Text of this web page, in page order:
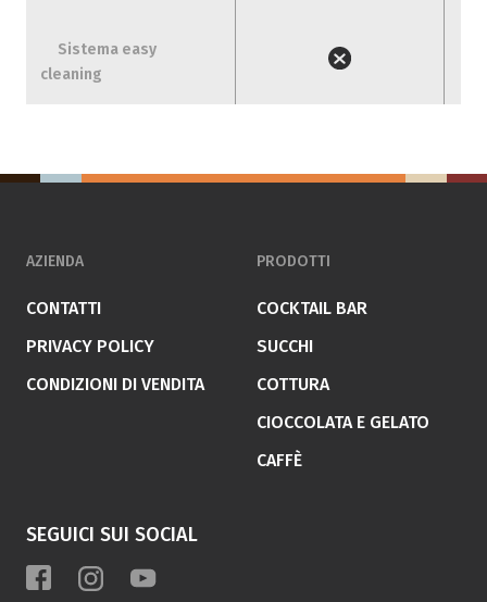
Sistema easy
cleaning
AZIENDA
CONTATTI
PRIVACY POLICY
CONDIZIONI DI VENDITA
PRODOTTI
COCKTAIL BAR
SUCCHI
COTTURA
CIOCCOLATA E GELATO
CAFFÈ
SEGUICI SUI SOCIAL